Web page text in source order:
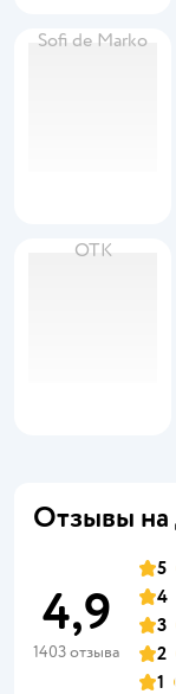
Sofi de Marko
ОТК
Отзывы на
4,9
1403 отзыва
5
4
3
2
1